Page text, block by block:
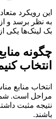
این رویکرد
به نظر برسد و
بک لینک‌ها یکی
چگونه
انتخاب
انتخاب منابع
مراحل است. شما
نتیجه مثبت
باشند.